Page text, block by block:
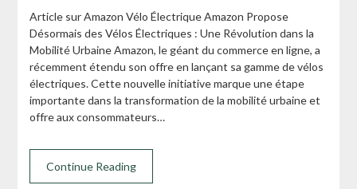
Article sur Amazon Vélo Électrique Amazon Propose
Désormais des Vélos Électriques : Une Révolution dans la
Mobilité Urbaine Amazon, le géant du commerce en ligne, a
récemment étendu son offre en lançant sa gamme de vélos
électriques. Cette nouvelle initiative marque une étape
importante dans la transformation de la mobilité urbaine et
offre aux consommateurs…
Continue Reading